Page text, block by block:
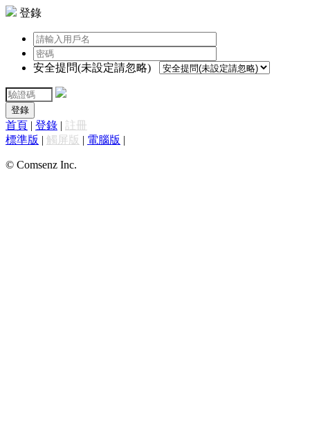
登錄
安全提問(未設定請忽略)
登錄
首頁 | 登錄 | 註冊
標準版 | 觸屏版 | 電腦版 |
© Comsenz Inc.